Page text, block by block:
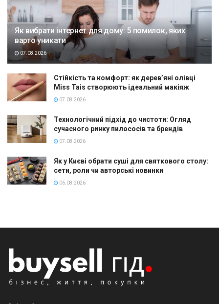
Як вибрати інтернет для дому: 5 помилок, яких
варто уникати
07.08.2026
Стійкість та комфорт: як дерев’яні олівці
Miss Tais створюють ідеальний макіяж
07.08.2026
Технологічний підхід до чистоти: Огляд
сучасного ринку пилососів та брендів
07.08.2026
Як у Києві обрати суші для святкового столу:
сети, роли чи авторські новинки
06.08.2026